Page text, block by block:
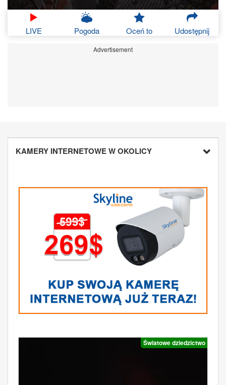
LIVE Pogoda Oceń to Udostępnij
Advertisement
KAMERY INTERNETOWE W OKOLICY
Światowe dziedzictwo